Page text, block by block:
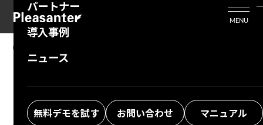
活用シーン
Enterprise Edition
パートナー
プリザンタービジネスを検討中の方
導入事例
ニュース
無料デモを試す お問い合わせ マニュアル
MENU
08.14.2024
Developer Function: API: Create an API
Key